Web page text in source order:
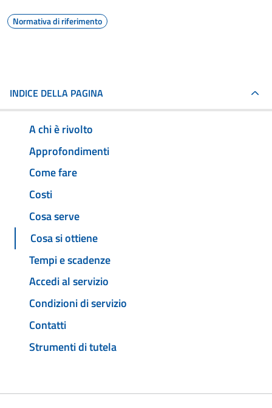
Normativa di riferimento
INDICE DELLA PAGINA
A chi è rivolto
Approfondimenti
Come fare
Costi
Cosa serve
Cosa si ottiene
Tempi e scadenze
Accedi al servizio
Condizioni di servizio
Contatti
Strumenti di tutela